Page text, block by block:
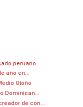
peruano
año en...
Otoño
Dominican...
de con...